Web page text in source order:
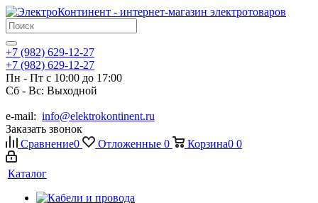
+7 (982) 629-12-27
+7 (982) 629-12-27
Пн - Пт с 10:00 до 17:00
Сб - Вс: Выходной
e-mail: info@elektrokontinent.ru
Заказать звонок
Сравнение0 Отложенные 0 Корзина0 0
Каталог